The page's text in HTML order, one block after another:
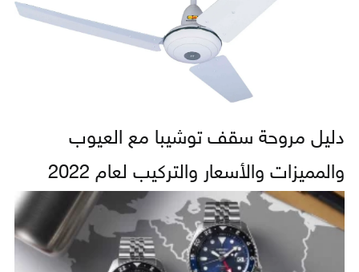
دليل مروحة سقف توشيبا مع العيوب
والمميزات والأسعار والتركيب لعام 2022